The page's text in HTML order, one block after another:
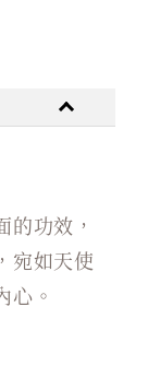
功效，
宛如天使
心。